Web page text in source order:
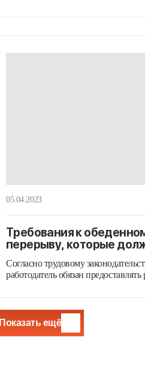
05.04.2023
Требования к
перерыву, которые
знать бухгалтер
Согласно трудовому
работодатель обязан
Показать ещё